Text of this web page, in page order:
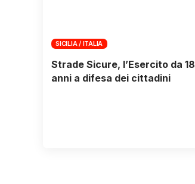
SICILIA / ITALIA
Strade Sicure, l’Esercito da 18
anni a difesa dei cittadini